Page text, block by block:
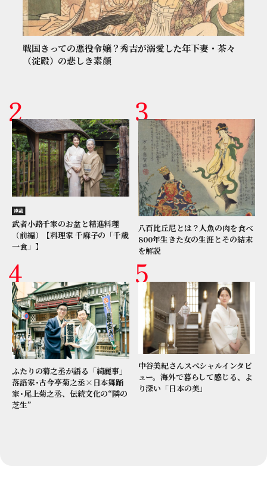
戦国きっての悪役令嬢？秀吉が溺愛した年下妻・茶々
（淀殿）の悲しき素顔
連載
武者小路千家のお盆と精進料理
（前編）【料理家 千麻子の「千歳
一食」】
八百比丘尼とは？人魚の肉を食べ
800年生きた女の生涯とその結末
を解説
ふたりの菊之丞が語る「綺麗事」
落語家･古今亭菊之丞×日本舞踊
家･尾上菊之丞、伝統文化の“隣の
芝生”
中谷美紀さんスペシャルインタビ
ュー。海外で暮らして感じる、よ
り深い「日本の美」